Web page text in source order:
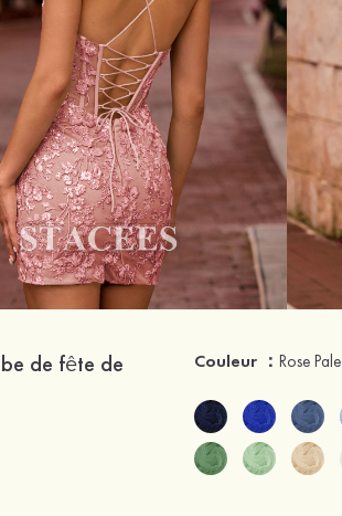
de fête de
Couleur ：Rose Pale